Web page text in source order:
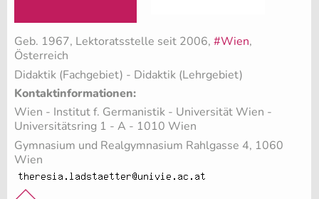
Geb. 1967, Lektoratsstelle seit 2006, #Wien,
Österreich
Didaktik (Fachgebiet) - Didaktik (Lehrgebiet)
Kontaktinformationen:
Wien - Institut f. Germanistik - Universität Wien -
Universitätsring 1 - A - 1010 Wien
Gymnasium und Realgymnasium Rahlgasse 4, 1060
Wien